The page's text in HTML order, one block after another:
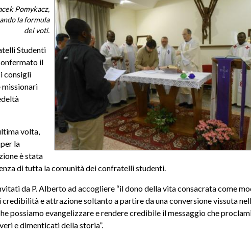
Pomykacz,
la formula
dei voti.
Studenti
il
consigli
missionari
volta,
la
è stata
di tutta la comunità dei confratelli studenti.
da P. Alberto ad accogliere “il dono della vita consacrata come
credibilità e attrazione soltanto a partire da una conversione vissuta
possiamo evangelizzare e rendere credibile il messaggio che
e dimenticati della storia”.